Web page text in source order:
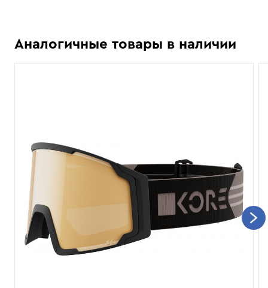
Аналогичные товары в наличии